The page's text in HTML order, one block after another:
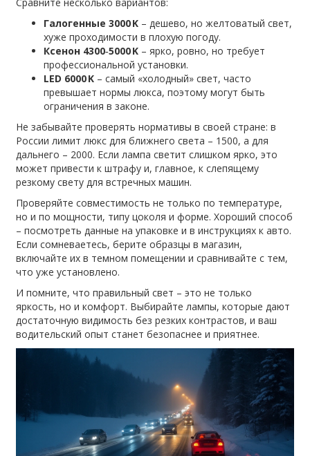
Галогенные 3000 K – дешево, но желтоватый свет,
хуже проходимости в плохую погоду.
Ксенон 4300‑5000 K – ярко, ровно, но требует
профессиональной установки.
LED 6000 K – самый «холодный» свет, часто
превышает нормы люкса, поэтому могут быть
ограничения в законе.
Не забывайте проверять нормативы в своей стране: в
России лимит люкс для ближнего света – 1500, а для
дальнего – 2000. Если лампа светит слишком ярко, это
может привести к штрафу и, главное, к слепящему
резкому свету для встречных машин.
Проверяйте совместимость не только по температуре,
но и по мощности, типу цоколя и форме. Хороший способ
– посмотреть данные на упаковке и в инструкциях к авто.
Если сомневаетесь, берите образцы в магазин,
включайте их в темном помещении и сравнивайте с тем,
что уже установлено.
И помните, что правильный свет – это не только
яркость, но и комфорт. Выбирайте лампы, которые дают
достаточную видимость без резких контрастов, и ваш
водительский опыт станет безопаснее и приятнее.